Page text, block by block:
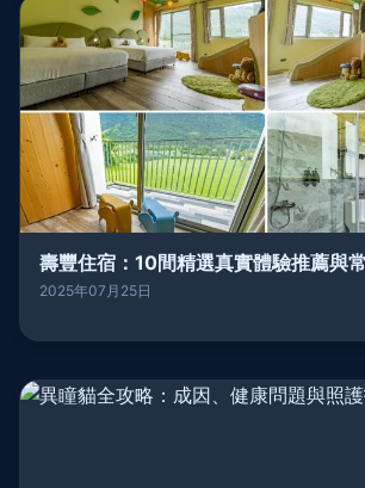
壽豐住宿：10間精選真實體驗推薦與
2025年07月25日